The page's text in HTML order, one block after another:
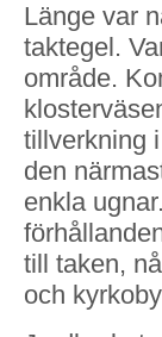
Länge var
taktegel.
område.
tillverkning
den
enkla
till taken,
och